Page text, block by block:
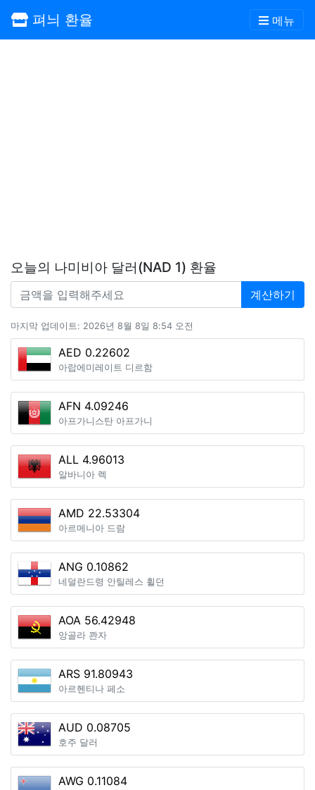
펴늬 환율 메뉴
오늘의 나미비아 달러(NAD 1) 환율
계산하기
마지막 업데이트: 2026년 8월 8일 8:54 오전
AED 0.22602
아랍에미레이트 디르함
AFN 4.09246
아프가니스탄 아프가니
ALL 4.96013
알바니아 렉
AMD 22.53304
아르메니아 드람
ANG 0.10862
네덜란드령 안틸레스 휠던
AOA 56.42948
앙골라 콴자
ARS 91.80943
아르헨티나 페소
AUD 0.08705
호주 달러
AWG 0.11084